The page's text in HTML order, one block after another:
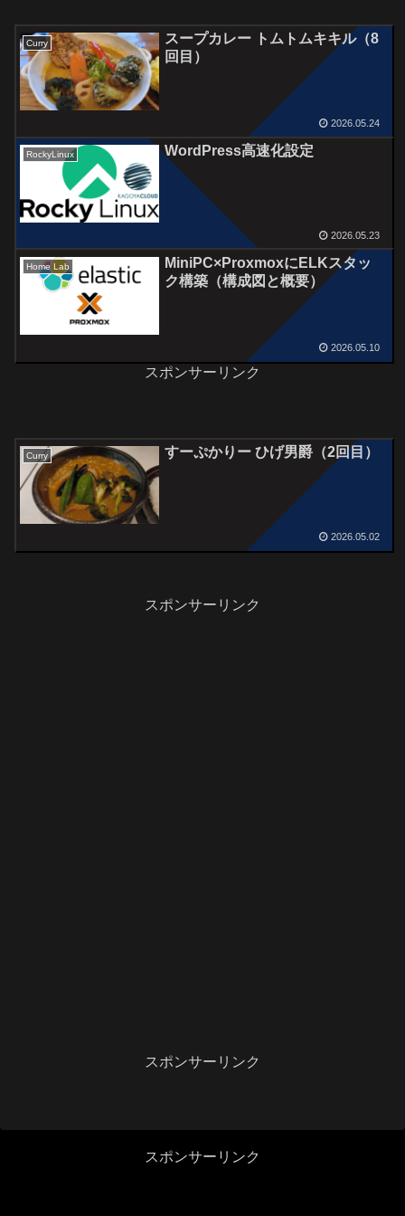
Curry
スープカレー トムトムキキル（8
回目）
2026.05.24
RockyLinux WordPress高速化設定
2026.05.23
Home Lab
MiniPC×ProxmoxにELKスタッ
ク構築（構成図と概要）
2026.05.10
スポンサーリンク
Curry すーぷかりー ひげ男爵（2回目）
2026.05.02
スポンサーリンク
スポンサーリンク
スポンサーリンク